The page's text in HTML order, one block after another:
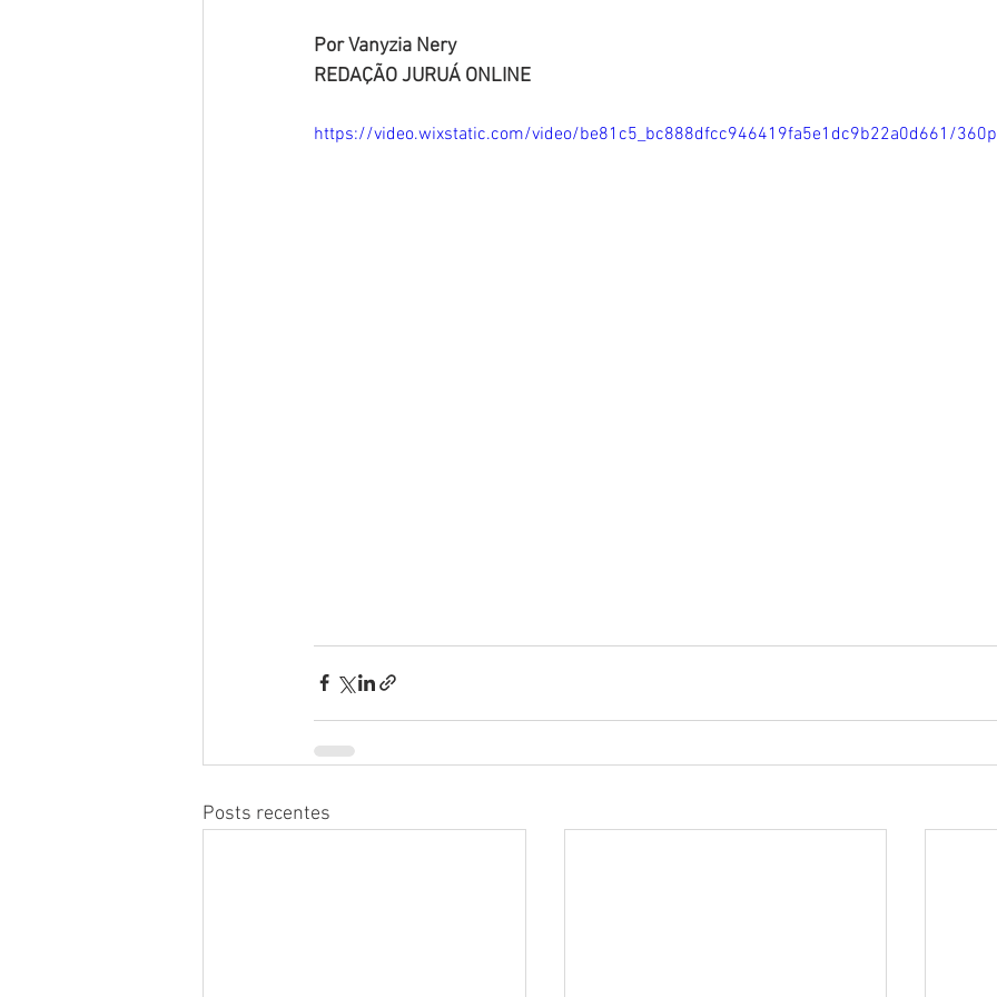
Por Vanyzia Nery
REDAÇÃO JURUÁ ONLINE
https://video.wixstatic.com/video/be81c5_bc888dfcc946419fa5e1dc9b22a0d661/
Posts recentes